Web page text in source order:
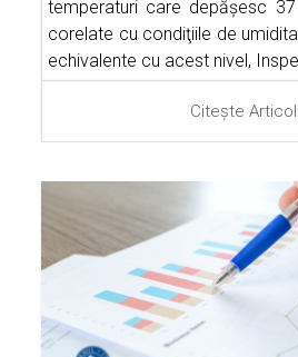
temperaturi care depăşesc
corelate cu condiţiile de
echivalente cu acest nivel,
Citește